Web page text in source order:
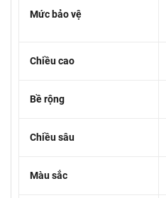
Mức bảo vệ
Chiều cao
Bề rộng
Chiều sâu
Màu sắc